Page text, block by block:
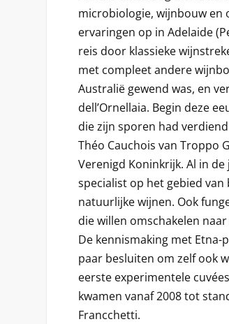
microbiologie, wijnbouw en
ervaringen op in Adelaide
reis door klassieke
met compleet andere
Australië gewend was, en
dell’Ornellaia. Begin deze
die zijn sporen had
Théo Cauchois van Troppo
Verenigd Koninkrijk. Al in
specialist op het gebied
natuurlijke wijnen. Ook
die willen omschakelen
De kennismaking met
paar besluiten om zelf ook
eerste experimentele
kwamen vanaf 2008 tot
Francchetti.